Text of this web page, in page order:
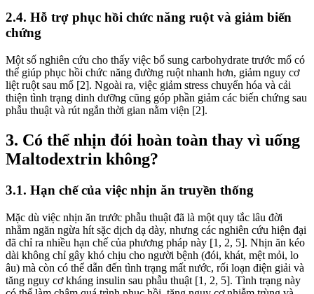
2.4. Hỗ trợ phục hồi chức năng ruột và giảm biến
chứng
Một số nghiên cứu cho thấy việc bổ sung carbohydrate trước mổ có
thể giúp phục hồi chức năng đường ruột nhanh hơn, giảm nguy cơ
liệt ruột sau mổ [2]. Ngoài ra, việc giảm stress chuyển hóa và cải
thiện tình trạng dinh dưỡng cũng góp phần giảm các biến chứng sau
phẫu thuật và rút ngắn thời gian nằm viện [2].
3. Có thể nhịn đói hoàn toàn thay vì uống
Maltodextrin không?
3.1. Hạn chế của việc nhịn ăn truyền thống
Mặc dù việc nhịn ăn trước phẫu thuật đã là một quy tắc lâu đời
nhằm ngăn ngừa hít sặc dịch dạ dày, nhưng các nghiên cứu hiện đại
đã chỉ ra nhiều hạn chế của phương pháp này [1, 2, 5]. Nhịn ăn kéo
dài không chỉ gây khó chịu cho người bệnh (đói, khát, mệt mỏi, lo
âu) mà còn có thể dẫn đến tình trạng mất nước, rối loạn điện giải và
tăng nguy cơ kháng insulin sau phẫu thuật [1, 2, 5]. Tình trạng này